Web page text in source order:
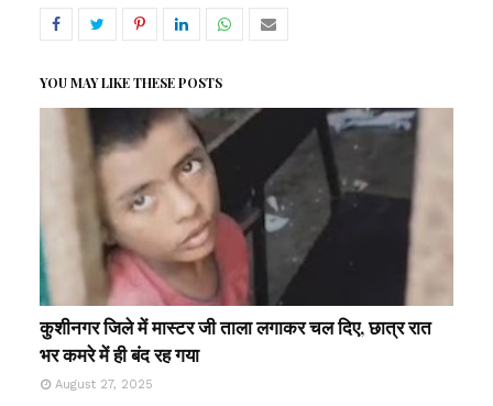
YOU MAY LIKE THESE POSTS
कुशीनगर जिले में मास्टर जी ताला लगाकर चल दिए, छात्र रात
भर कमरे में ही बंद रह गया
August 27, 2025